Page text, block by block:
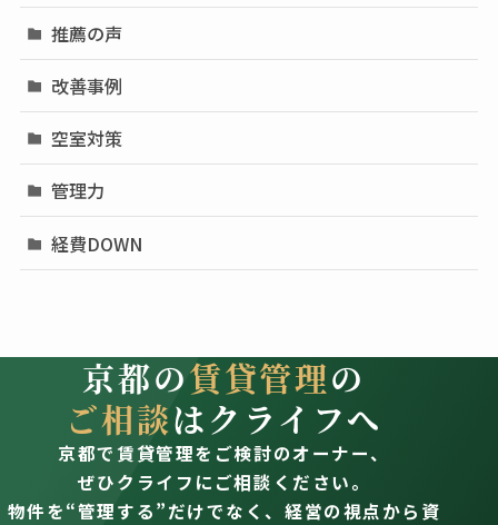
推薦の声
改善事例
空室対策
管理力
経費DOWN
京都の賃貸管理の
ご相談はクライフへ
京都で賃貸管理をご検討のオーナー、
ぜひクライフにご相談ください。
物件を“管理する”だけでなく、経営の視点から資